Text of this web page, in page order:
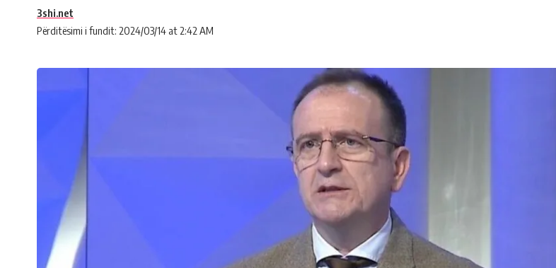
Përditësimi i fundit: 2024/03/14 at 2:42 AM
3shi.net